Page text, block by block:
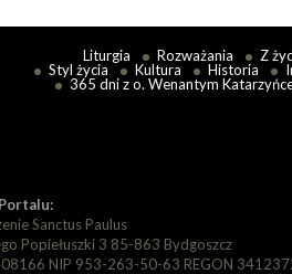
Liturgia Rozważania Z
Styl życia
Kultura Historia
365 dni z o. Wenantym
Sanctus Paulus
Popiełuszki 3 85-863 Bydgoszcz
NIP 953-263-50-63 REGON